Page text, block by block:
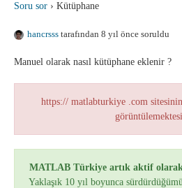
Soru sor › Kütüphane
hancrsss tarafından 8 yıl önce soruldu
Manuel olarak nasıl kütüphane eklenir ?
https:// matlabturkiye .com
MATLAB Türkiye artık aktif
Yaklaşık 10 yıl boyunca